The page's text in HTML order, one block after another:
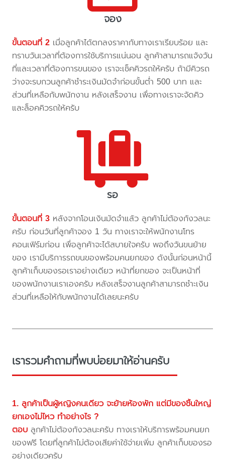
จอง
ขั้นตอนที่ 2 เมื่อลูกค้าได้ตกลงราคากับทางเราเรียบร้อย และ
ทราบวันเวลาที่ต้องการใช้บริการแน่นอน ลูกค้าสามารถแจ้งวัน
ที่และเวลาที่ต้องการขนของ เราจะเช็คคิวรถให้ครับ ถ้ามีคิวรถ
ว่างจะรบกวนลูกค้าชำระเงินมัดจำก่อนขั้นต่ำ 500 บาท และ
ส่วนที่เหลือกับพนักงาน หลังเสร็จงาน เพื่อทางเราจะจัดคิว
และล็อคคิวรถให้ครับ
รอ
ขั้นตอนที่ 3 หลังจากโอนเงินมัดจำแล้ว ลูกค้าไม่ต้องกังวลนะ
ครับ ก่อนวันที่ลูกค้าจอง 1 วัน ทางเราจะให้พนักงานโทร
คอนเฟิร์มก่อน เพื่อลูกค้าจะได้สบายใจครับ พอถึงวันขนย้าย
ของ เรามีบริการรถขนของพร้อมคนยกของ ดังนั้นก่อนหน้านี้
ลูกค้าเก็บของรอเราอย่างเดียว หน้าที่ยกของ จะเป็นหน้าที่
ของพนักงานเราเองครับ หลังเสร็จงานลูกค้าสามารถชำะเงิน
ส่วนที่เหลือให้กับพนักงานได้เลยนะครับ
เรารวมคำถามที่พบบ่อยมาให้อ่านครับ
1. ลูกค้าเป็นผู้หญิงคนเดียว จะย้ายห้องพัก แต่มีของชิ้นใหญ่
ยกเองไม่ไหว ทำอย่างไร ?
ตอบ ลูกค้าไม่ต้องกังวลนะครับ ทางเราให้บริการพร้อมคนยก
ของฟรี โดยที่ลูกค้าไม่ต้องเสียค่าใช้จ่ายเพิ่ม ลูกค้าเก็บของรอ
อย่างเดียวครับ